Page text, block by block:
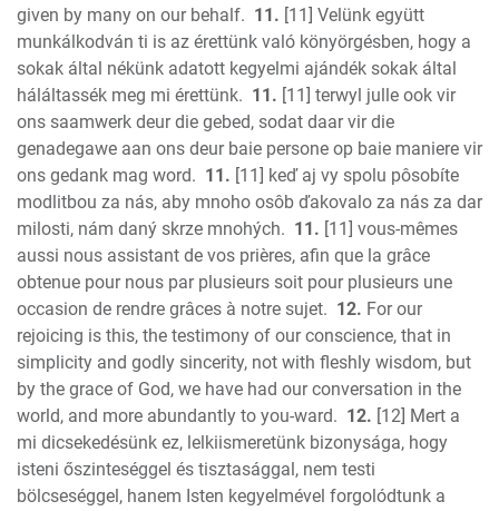
given by many on our behalf. 11. [11] Velünk együtt
munkálkodván ti is az érettünk való könyörgésben, hogy a
sokak által nékünk adatott kegyelmi ajándék sokak által
háláltassék meg mi érettünk. 11. [11] terwyl julle ook vir
ons saamwerk deur die gebed, sodat daar vir die
genadegawe aan ons deur baie persone op baie maniere vir
ons gedank mag word. 11. [11] keď aj vy spolu pôsobíte
modlitbou za nás, aby mnoho osôb ďakovalo za nás za dar
milosti, nám daný skrze mnohých. 11. [11] vous-mêmes
aussi nous assistant de vos prières, afin que la grâce
obtenue pour nous par plusieurs soit pour plusieurs une
occasion de rendre grâces à notre sujet. 12. For our
rejoicing is this, the testimony of our conscience, that in
simplicity and godly sincerity, not with fleshly wisdom, but
by the grace of God, we have had our conversation in the
world, and more abundantly to you-ward. 12. [12] Mert a
mi dicsekedésünk ez, lelkiismeretünk bizonysága, hogy
isteni őszinteséggel és tisztasággal, nem testi
bölcseséggel, hanem Isten kegyelmével forgolódtunk a